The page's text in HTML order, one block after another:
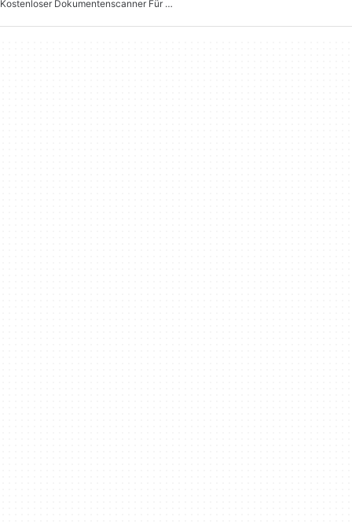
Kostenloser Dokumentenscanner Für Android